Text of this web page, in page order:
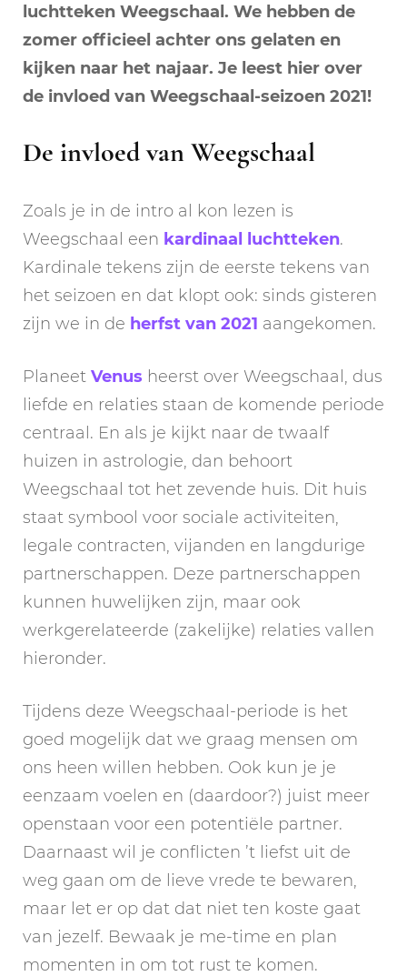
luchtteken Weegschaal. We hebben de
zomer officieel achter ons gelaten en
kijken naar het najaar. Je leest hier over
de invloed van Weegschaal-seizoen 2021!
De invloed van Weegschaal
Zoals je in de intro al kon lezen is
Weegschaal een kardinaal luchtteken.
Kardinale tekens zijn de eerste tekens van
het seizoen en dat klopt ook: sinds gisteren
zijn we in de herfst van 2021 aangekomen.
Planeet Venus heerst over Weegschaal, dus
liefde en relaties staan de komende periode
centraal. En als je kijkt naar de twaalf
huizen in astrologie, dan behoort
Weegschaal tot het zevende huis. Dit huis
staat symbool voor sociale activiteiten,
legale contracten, vijanden en langdurige
partnerschappen. Deze partnerschappen
kunnen huwelijken zijn, maar ook
werkgerelateerde (zakelijke) relaties vallen
hieronder.
Tijdens deze Weegschaal-periode is het
goed mogelijk dat we graag mensen om
ons heen willen hebben. Ook kun je je
eenzaam voelen en (daardoor?) juist meer
openstaan voor een potentiële partner.
Daarnaast wil je conflicten ’t liefst uit de
weg gaan om de lieve vrede te bewaren,
maar let er op dat dat niet ten koste gaat
van jezelf. Bewaak je me-time en plan
momenten in om tot rust te komen.